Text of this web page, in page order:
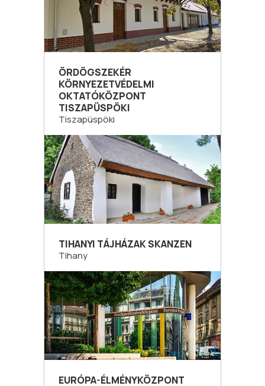
ÖRDÖGSZEKÉR
KÖRNYEZETVÉDELMI
OKTATÓKÖZPONT
TISZAPÜSPÖKI
Tiszapüspöki
TIHANYI TÁJHÁZAK SKANZEN
Tihany
EURÓPA-ÉLMÉNYKÖZPONT